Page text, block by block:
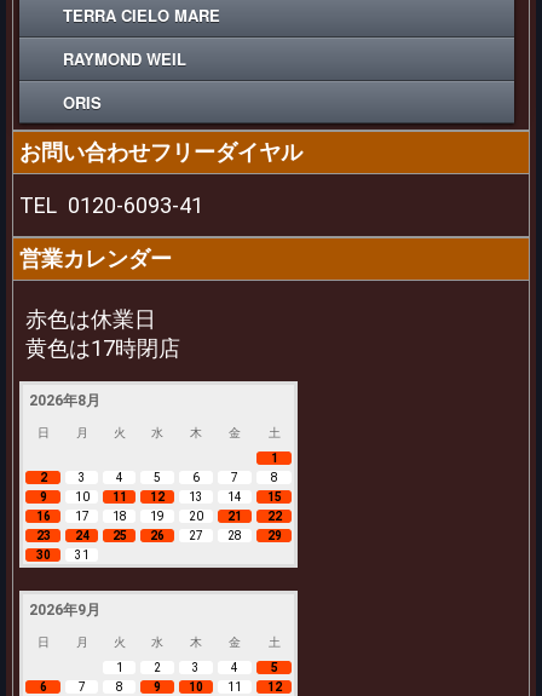
TERRA CIELO MARE
RAYMOND WEIL
ORIS
お問い合わせフリーダイヤル
TEL 0120-6093-41
営業カレンダー
赤色は休業日
黄色は17時閉店
2026年8月
日 月 火 水 木 金
土
1
2
3 4 5 6 7
8
9
10 11 12 13 14
15
16
17 18 19 20 21
22
23
24 25 26 27 28
29
30
31
2026年9月
日 月 火 水 木 金
土
1
2 3 4
5
6
7 8 9 10 11
12